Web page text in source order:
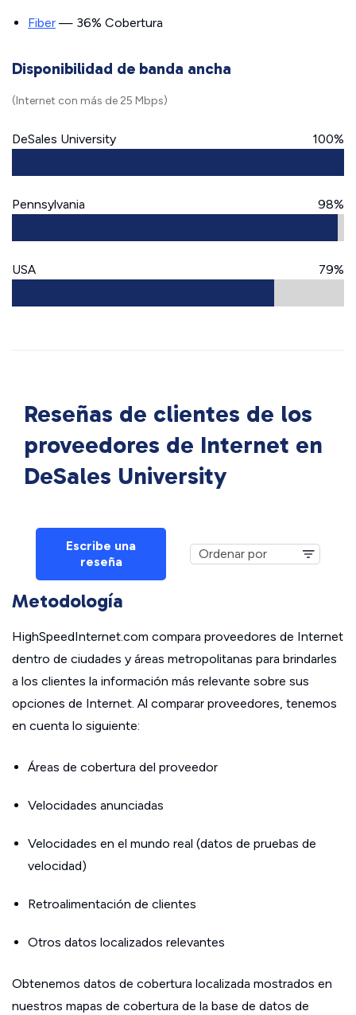
Fiber — 36% Cobertura
Disponibilidad de banda ancha
(Internet con más de 25 Mbps)
DeSales University 100%
Pennsylvania 98%
USA 79%
Reseñas de clientes de los
proveedores de Internet en
DeSales University
Escribe una
reseña
Metodología
HighSpeedInternet.com compara proveedores de Internet
dentro de ciudades y áreas metropolitanas para brindarles
a los clientes la información más relevante sobre sus
opciones de Internet. Al comparar proveedores, tenemos
en cuenta lo siguiente:
Áreas de cobertura del proveedor
Velocidades anunciadas
Velocidades en el mundo real (datos de pruebas de
velocidad)
Retroalimentación de clientes
Otros datos localizados relevantes
Obtenemos datos de cobertura localizada mostrados en
nuestros mapas de cobertura de la base de datos de